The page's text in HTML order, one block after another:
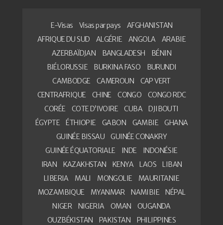
E-Visas Visas par pays
AFGHANISTAN
AFRIQUE DU SUD
ALGÉRIE ANGOLA
ARABIE
AZERBAÏDJAN
BANGLADESH
BÉNIN
BIÉLORUSSIE
BURKINA FASO
BURUNDI
CAMBODGE
CAMEROUN
CAP VERT
CENTRAFRIQUE
CHINE CONGO
CONGO RDC
CORÉE
COTE D’IVOIRE CUBA
DJIBOUTI
ÉGYPTE
ÉTHIOPIE GABON GAMBIE
GHANA
GUINÉE BISSAU
GUINÉE CONAKRY
GUINÉE ÉQUATORIALE
INDE
INDONÉSIE
IRAN
KAZAKHSTAN KENYA LAOS
LIBAN
LIBERIA
MALI MONGOLIE
MAURITANIE
MOZAMBIQUE
MYANMAR NAMIBIE
NÉPAL
NIGER
NIGERIA OMAN
OUGANDA
OUZBÉKISTAN
PAKISTAN
PHILIPPINES